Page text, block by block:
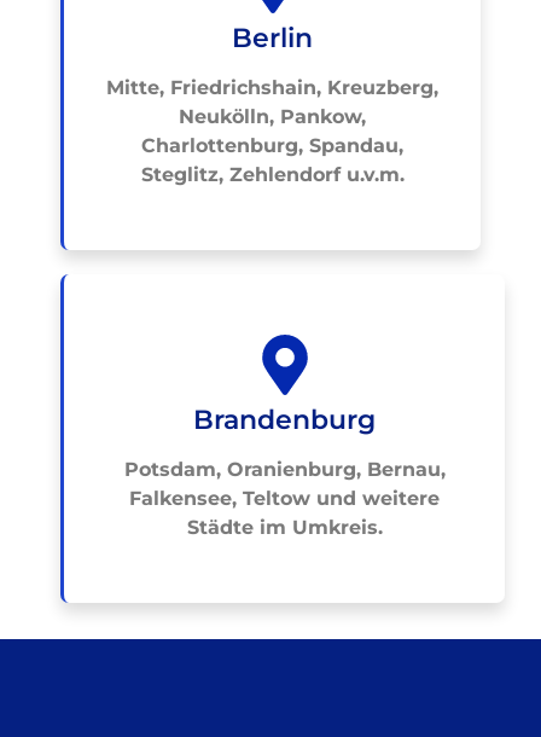
Berlin
Mitte, Friedrichshain, Kreuzberg,
Neukölln, Pankow,
Charlottenburg, Spandau,
Steglitz, Zehlendorf u.v.m.
Brandenburg
Potsdam, Oranienburg, Bernau,
Falkensee, Teltow und weitere
Städte im Umkreis.